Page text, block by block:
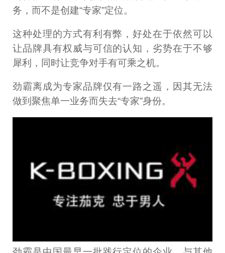
务，而不是创建“专家”定位。
这种处理的方式有利有弊，好处在于依然可以
让品牌具有权威与可信的认知，劣势在于不够
犀利，同时让竞争对手有可乘之机。
劲霸离成为专家品牌仅有一路之遥，因其无法
做到聚焦单一业务而失去“专家”身份。